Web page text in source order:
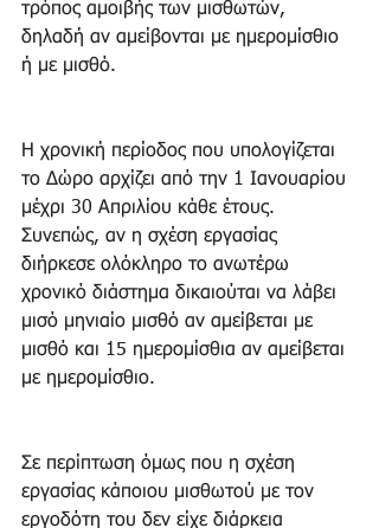
τρόπος αμοιβής των μισθωτών,
δηλαδή αν αμείβονται με ημερομίσθιο
ή με μισθό.
Η χρονική περίοδος που υπολογίζεται
το Δώρο αρχίζει από την 1 Ιανουαρίου
μέχρι 30 Απριλίου κάθε έτους.
Συνεπώς, αν η σχέση εργασίας
διήρκεσε ολόκληρο το ανωτέρω
χρονικό διάστημα δικαιούται να λάβει
μισό μηνιαίο μισθό αν αμείβεται με
μισθό και 15 ημερομίσθια αν αμείβεται
με ημερομίσθιο.
Σε περίπτωση όμως που η σχέση
εργασίας κάποιου μισθωτού με τον
εργοδότη του δεν είχε διάρκεια